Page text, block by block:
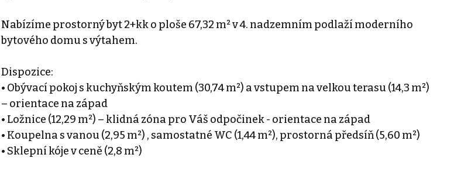
Nabízíme prostorný byt 2+kk o ploše 67,32 m² v 4. nadzemním podlaží moderního
bytového domu s výtahem.
Dispozice:
• Obývací pokoj s kuchyňským koutem (30,74 m²) a vstupem na velkou terasu (14,3 m²)
– orientace na západ
• Ložnice (12,29 m²) – klidná zóna pro Váš odpočinek - orientace na západ
• Koupelna s vanou (2,95 m²) , samostatné WC (1,44 m²), prostorná předsíň (5,60 m²)
• Sklepní kóje v ceně (2,8 m²)